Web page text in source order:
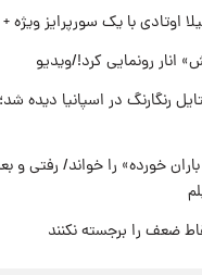
رونمایی کرد!/ویدیو
رنگارنگ در اسپانیا دیده
خورده» را خواند/ رفتی و بعد
ضعف را برجسته نکنند